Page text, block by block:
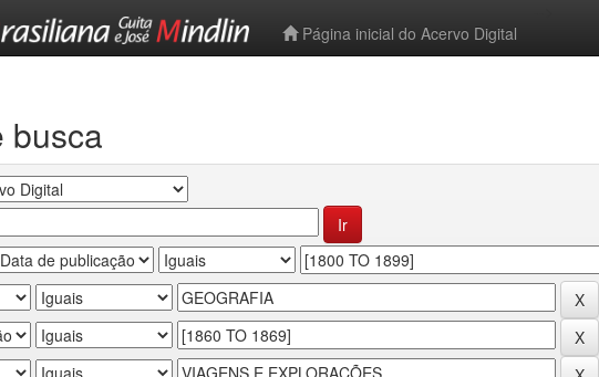
Página inicial do Acervo Digital
busca